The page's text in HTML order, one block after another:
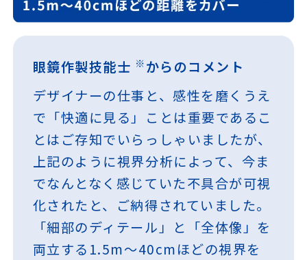
眼鏡作製技能士 ※からのコメント
デザイナーの仕事と、感性を磨くうえ
で「快適に見る」ことは重要であるこ
とはご存知でいらっしゃいましたが、
上記のように視界分析によって、今ま
でなんとなく感じていた不具合が可視
化されたと、ご納得されていました。
「細部のディテール」と「全体像」を
両立する1.5m～40cmほどの視界を